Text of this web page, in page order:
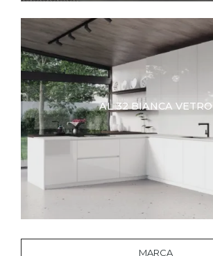
MARCA
AL 32 BIANCA VETRO